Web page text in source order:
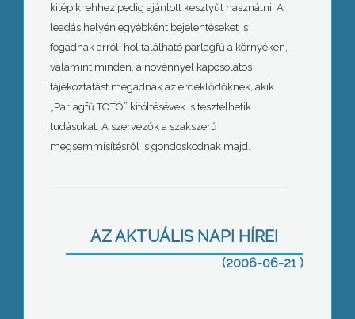
kitépik, ehhez pedig ajánlott kesztyűt használni. A
leadás helyén egyébként bejelentéseket is
fogadnak arról, hol található parlagfű a környéken,
valamint minden, a növénnyel kapcsolatos
tájékoztatást megadnak az érdeklődőknek, akik
„Parlagfű TOTÓ” kitöltésévek is tesztelhetik
tudásukat. A szervezők a szakszerű
megsemmisítésről is gondoskodnak majd.
AZ AKTUÁLIS NAPI HÍREI
(2006-06-21 )